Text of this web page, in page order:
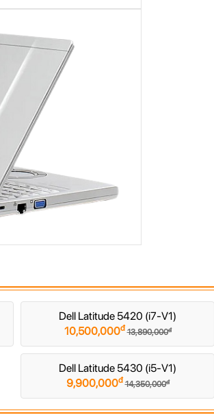
Dell Latitude 5420 (i7-V1)
10,500,000đ 13,890,000đ
Dell Latitude 5430 (i5-V1)
9,900,000đ 14,350,000đ